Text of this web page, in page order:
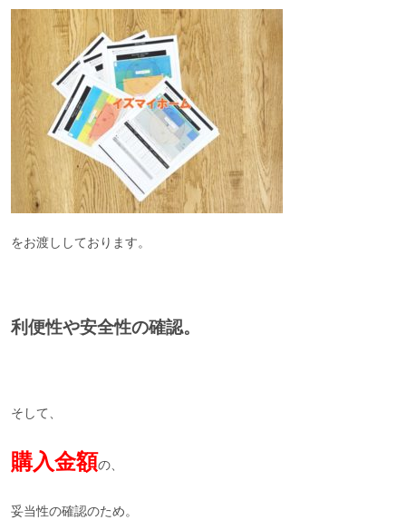
をお渡ししております。
利便性や安全性の確認。
そして、
購入金額の、
妥当性の確認のため。